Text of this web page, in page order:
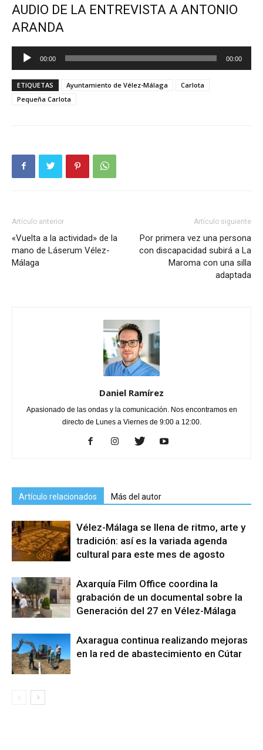
AUDIO DE LA ENTREVISTA A ANTONIO
ARANDA
Reproductor
de
audio
00:00 00:00
ETIQUETAS Ayuntamiento de Vélez-Málaga
Carlota
Pequeña Carlota
Artículo anterior
«Vuelta a la actividad» de la
mano de Láserum Vélez-
Málaga
Artículo siguiente
Por primera vez una persona
con discapacidad subirá a La
Maroma con una silla
adaptada
Daniel Ramírez
Apasionado de las ondas y la comunicación. Nos encontramos en
directo de Lunes a Viernes de 9:00 a 12:00.
Artículo relacionados Más del autor
Vélez-Málaga se llena de ritmo, arte y
tradición: así es la variada agenda
cultural para este mes de agosto
Axarquía Film Office coordina la
grabación de un documental sobre la
Generación del 27 en Vélez-Málaga
Axaragua continua realizando mejoras
en la red de abastecimiento en Cútar